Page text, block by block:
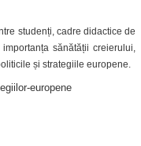
studenți, cadre didactice de
sănătății creierului,
și strategiile europene.
europene